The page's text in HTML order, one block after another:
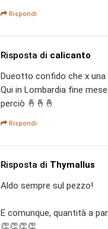
Rispondi
Risposta di calicanto
Dueotto confido che x
Qui in Lombardia fine
perciò 🤞🤞🤞
Rispondi
Risposta di Thymallus
Aldo sempre sul pezzo!
E comunque, quantità a
👏👏👏👏